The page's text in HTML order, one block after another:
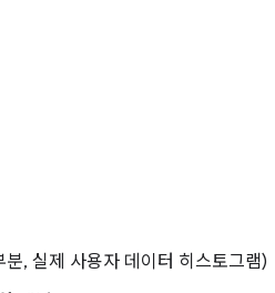
, 실제 사용자 데이터 히스토그램)